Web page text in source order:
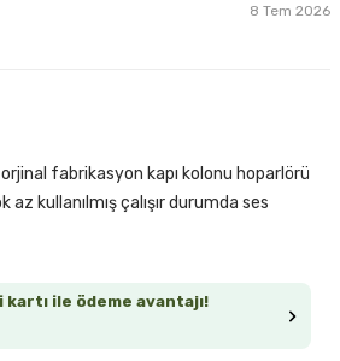
8 Tem 2026
kartı ile ödeme avantajı!
fabrikasyon kapı kolonu hoparlörü
az kullanılmış çalışır durumda ses